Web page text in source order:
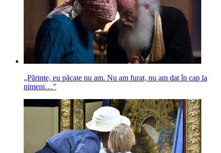
„Părinte, eu păcate nu am. Nu am furat, nu am dat în cap la
nimeni…”